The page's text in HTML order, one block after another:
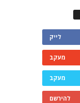
לייק
מעקב
מעקב
להירשם